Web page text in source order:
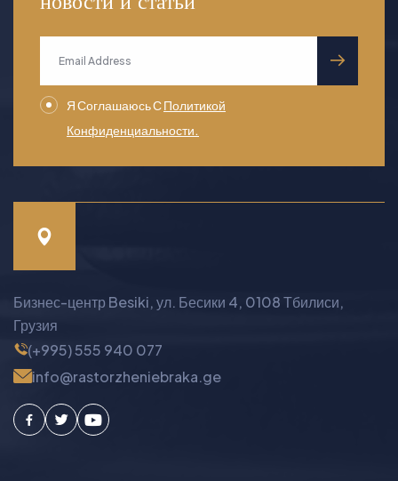
submit
Я Соглашаюсь СПолитикой
Конфиденциальности.
Бизнес-центр Besiki, ул. Бесики 4, 0108 Тбилиси,
Грузия
(+995) 555 940 077
info@rastorzheniebraka.ge
Facebook
TwitterYoutube